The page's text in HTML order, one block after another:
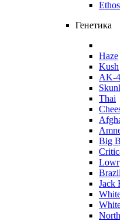
Генетика
Haze
Kush
AK-
Thai
Big
Jack